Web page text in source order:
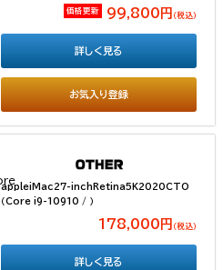
価格更新 99,800円 （税込）
お気入り登録
詳しく見る
appleiMac27-inchRetina5K2020CTO
（Core i9-10910 / ）
178,000円 （税込）
詳しく見る